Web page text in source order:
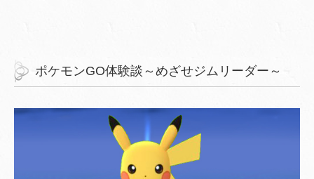
ポケモンGO体験談～めざせジムリーダー～